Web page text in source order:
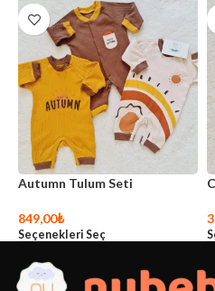
Autumn Tulum Seti
849,00₺
Seçenekleri Seç